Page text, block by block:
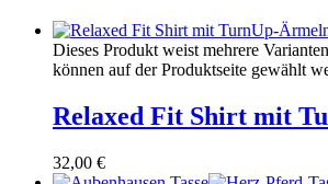
Dieses Produkt weist mehrere
können auf der Produktseite gewählt
Relaxed Fit Shirt mit
32,00 €